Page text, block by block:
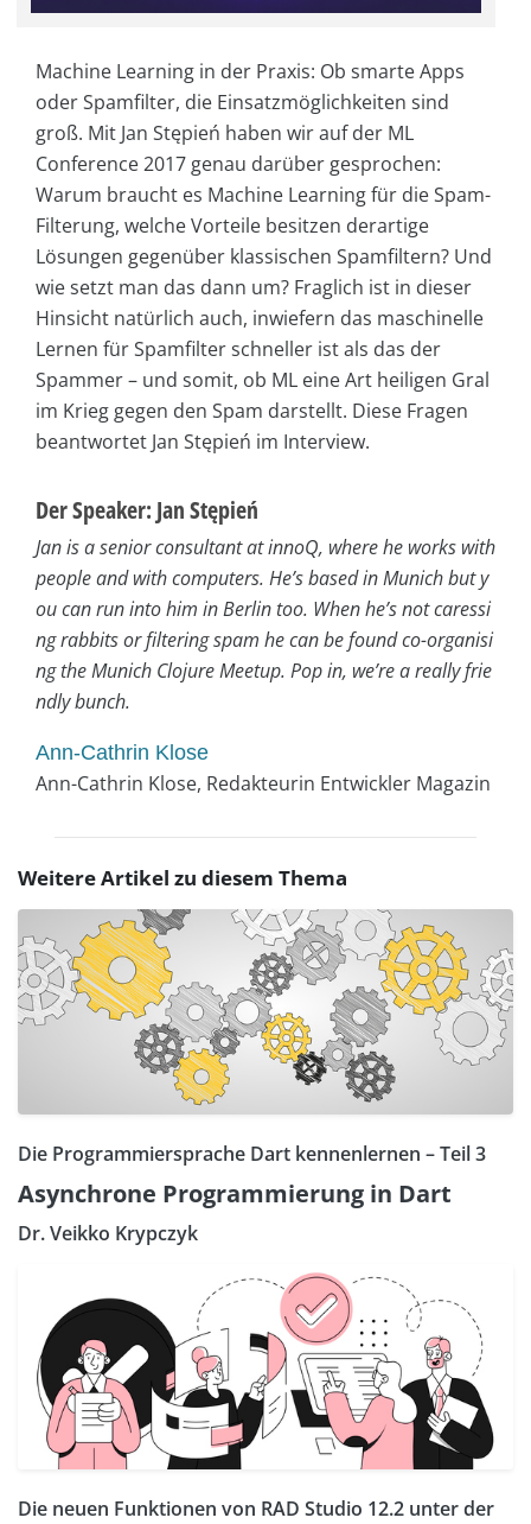
Machine Learning in der Praxis: Ob smarte Apps
oder Spamfilter, die Einsatzmöglichkeiten sind
groß. Mit Jan Stępień haben wir auf der ML
Conference 2017 genau darüber gesprochen:
Warum braucht es Machine Learning für die Spam-
Filterung, welche Vorteile besitzen derartige
Lösungen gegenüber klassischen Spamfiltern? Und
wie setzt man das dann um? Fraglich ist in dieser
Hinsicht natürlich auch, inwiefern das maschinelle
Lernen für Spamfilter schneller ist als das der
Spammer – und somit, ob ML eine Art heiligen Gral
im Krieg gegen den Spam darstellt. Diese Fragen
beantwortet Jan Stępień im Interview.
Der Speaker: Jan Stępień
Jan is a senior consultant at innoQ, where he works with
people and with computers. He’s based in Munich but y
ou can run into him in Berlin too. When he’s not caressi
ng rabbits or filtering spam he can be found co-organisi
ng the Munich Clojure Meetup. Pop in, we’re a really frie
ndly bunch.
Ann-Cathrin Klose
Ann-Cathrin Klose, Redakteurin Entwickler Magazin
Weitere Artikel zu diesem Thema
Die Programmiersprache Dart kennenlernen – Teil 3
Asynchrone Programmierung in Dart
Dr. Veikko Krypczyk
Die neuen Funktionen von RAD Studio 12.2 unter der